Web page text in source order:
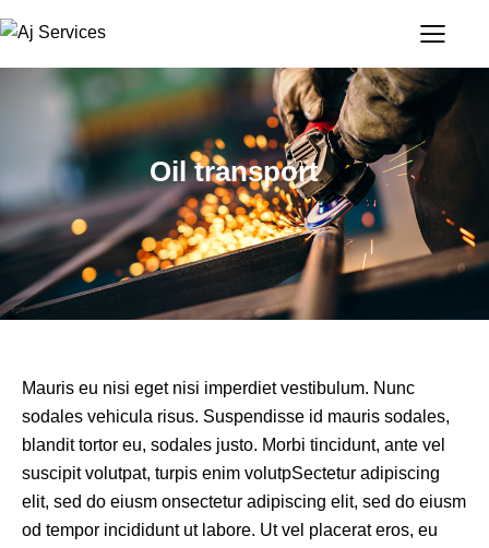
Oil transport
Mauris eu nisi eget nisi imperdiet vestibulum. Nunc
sodales vehicula risus. Suspendisse id mauris sodales,
blandit tortor eu, sodales justo. Morbi tincidunt, ante vel
suscipit volutpat, turpis enim volutpSectetur adipiscing
elit, sed do eiusm onsectetur adipiscing elit, sed do eiusm
od tempor incididunt ut labore. Ut vel placerat eros, eu